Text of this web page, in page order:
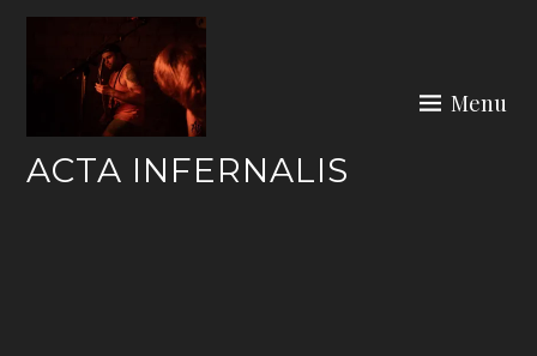
Skip
content
ACTA INFERNALIS
Menu